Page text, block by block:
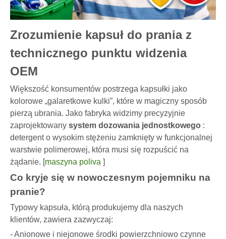
Zrozumienie kapsuł do prania z
technicznego punktu widzenia
OEM
Większość konsumentów postrzega kapsułki jako
kolorowe „galaretkowe kulki”, które w magiczny sposób
pierzą ubrania. Jako fabryka widzimy precyzyjnie
zaprojektowany system dozowania jednostkowego :
detergent o wysokim stężeniu zamknięty w funkcjonalnej
warstwie polimerowej, która musi się rozpuścić na
żądanie. [maszyna poliva ]
Co kryje się w nowoczesnym pojemniku na
pranie?
Typowy kapsuła, którą produkujemy dla naszych
klientów, zawiera zazwyczaj:
- Anionowe i niejonowe środki powierzchniowo czynne